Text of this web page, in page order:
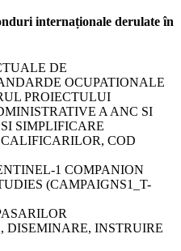
internaționale derulate în
DE
OCUPATIONALE
PROIECTULUI
A ANC SI
SIMPLIFICARE
COD
1 COMPANION
(CAMPAIGNS1_T-
DISEMINARE, INSTRUIRE